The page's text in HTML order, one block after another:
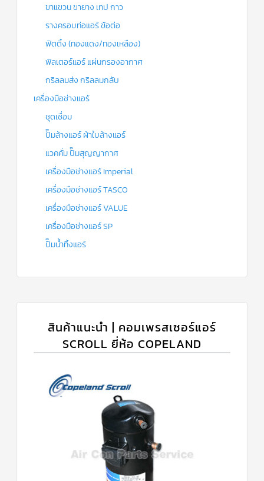
ขาแขวน ขายาง เทป กาว
รางครอบท่อแอร์ ข้อต่อ
ฟิตติ้ง (ทองแดง/ทองเหลือง)
ฟิลเตอร์แอร์ แผ่นกรองอากาศ
กริลลมส่ง กริลลมกลับ
เครื่องมือช่างแอร์
ชุดเชื่อม
ปั๊มล้างแอร์ ผ้าใบล้างแอร์
แวคคั่ม ปั๊มสุญญากาศ
เครื่องมือช่างแอร์ Imperial
เครื่องมือช่างแอร์ TASCO
เครื่องมือช่างแอร์ VALUE
เครื่องมือช่างแอร์ SP
ปั๊มน้ำทิ้งแอร์
สินค้าแนะนำ | คอมเพรสเซอร์แอร์
SCROLL ยี่ห้อ COPELAND